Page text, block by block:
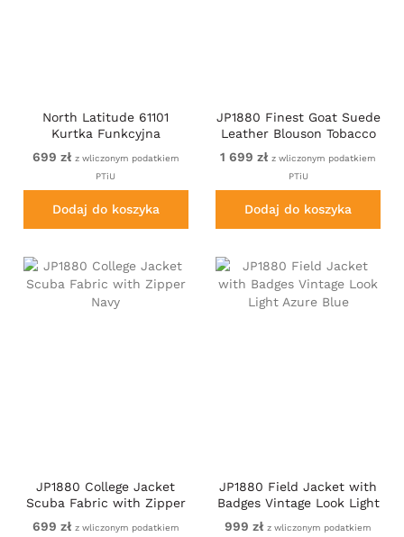
North Latitude 61101
Kurtka Funkcyjna
WP3000 Granatowy
699 zł z wliczonym podatkiem
PTiU
Dodaj do koszyka
JP1880 Finest Goat Suede
Leather Blouson Tobacco
1 699 zł z wliczonym podatkiem
PTiU
Dodaj do koszyka
JP1880 College Jacket
Scuba Fabric with Zipper
699 zł z wliczonym podatkiem
JP1880 Field Jacket with
Badges Vintage Look Light
999 zł z wliczonym podatkiem